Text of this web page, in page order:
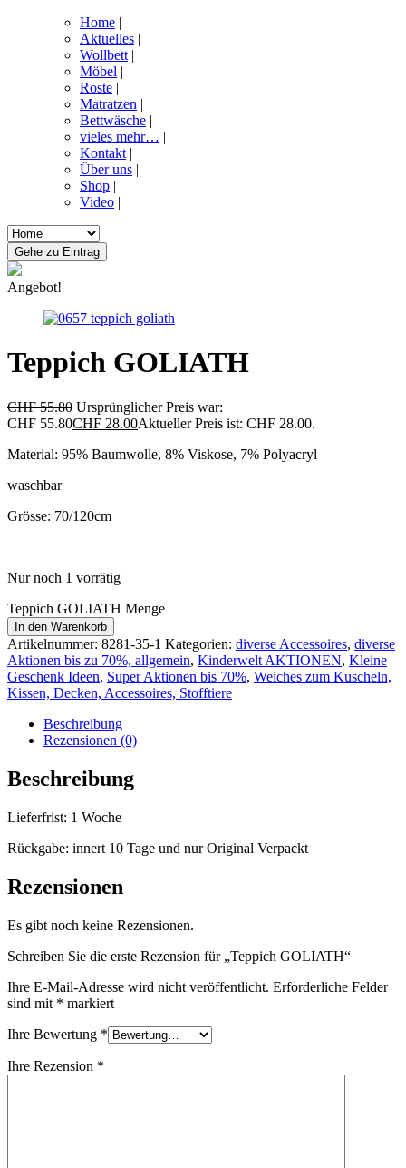
Home |
Aktuelles |
Wollbett |
Möbel |
Roste |
Matratzen |
Bettwäsche |
vieles mehr… |
Kontakt |
Über uns |
Shop |
Video |
Angebot!
Teppich GOLIATH
CHF55.80 Ursprünglicher Preis war:
CHF 55.80CHF 28.00Aktueller Preis ist: CHF 28.00.
Material: 95% Baumwolle, 8% Viskose, 7% Polyacryl
waschbar
Grösse: 70/120cm
Nur noch 1 vorrätig
Teppich GOLIATH Menge
In den Warenkorb
Artikelnummer: 8281-35-1 Kategorien: diverse Accessoires, diverse
Aktionen bis zu 70%, allgemein, Kinderwelt AKTIONEN, Kleine
Geschenk Ideen, Super Aktionen bis 70%, Weiches zum Kuscheln,
Kissen, Decken, Accessoires, Stofftiere
Beschreibung
Rezensionen (0)
Beschreibung
Lieferfrist: 1 Woche
Rückgabe: innert 10 Tage und nur Original Verpackt
Rezensionen
Es gibt noch keine Rezensionen.
Schreiben Sie die erste Rezension für „Teppich GOLIATH“
Ihre E-Mail-Adresse wird nicht veröffentlicht. Erforderliche Felder
sind mit * markiert
Ihre Bewertung *
Ihre Rezension *